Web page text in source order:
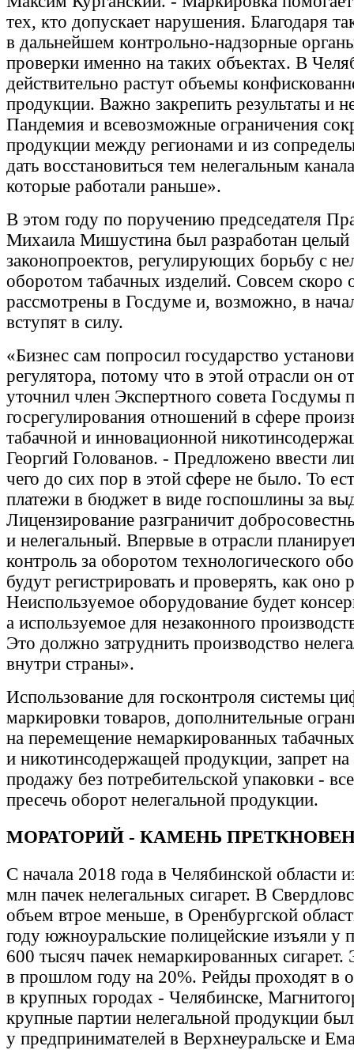
тех, кто допускает нарушения. Благодаря
в дальнейшем контрольно-надзорные
проверки именно на таких объектах. В
действительно растут объемы
продукции. Важно закрепить результаты и
Пандемия и всевозможные ограничения
продукции между регионами и из
дать восстановиться тем нелегальным
которые работали раньше».
В этом году по поручению председателя
Михаила Мишустина был разработан целый
законопроектов, регулирующих борьбу с
оборотом табачных изделий. Совсем скоро
рассмотрены в Госдуме и, возможно, в
вступят в силу.
«Бизнес сам попросил государство
регулятора, потому что в этой отрасли он
уточнил член Экспертного совета Госдумы
госрегулирования отношений в сфере
табачной и инновационной
Георгий Голованов. - Предложено ввести
чего до сих пор в этой сфере не было. То
платежи в бюджет в виде госпошлины за
Лицензирование разграничит
и нелегальный. Впервые в отрасли
контроль за оборотом технологического
будут регистрировать и проверять, как оно
Неиспользуемое оборудование будет
а используемое для незаконного
Это должно затруднить производство
внутри страны».
Использование для госконтроля системы
маркировки товаров, дополнительные
на перемещение немаркированных
и никотинсодержащей продукции, запрет
продажу без потребительской упаковки -
пресечь оборот нелегальной продукции.
МОРАТОРИЙ - КАМЕНЬ
С начала 2018 года в Челябинской области
млн пачек нелегальных сигарет. В
объем втрое меньше, в Оренбургской
году южноуральские полицейские изъяли у
600 тысяч пачек немаркированных
в прошлом году на 20%. Рейды проходят в
в крупных городах - Челябинске,
крупные партии нелегальной продукции
у предпринимателей в Верхнеуральске и